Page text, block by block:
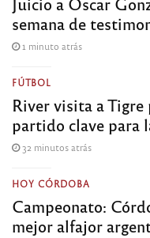
semana de
1 minuto atrás
FÚTBOL
River visita a Tigre
partido clave para
32 minutos atrás
HOY CÓRDOBA
Campeonato:
mejor alfajor